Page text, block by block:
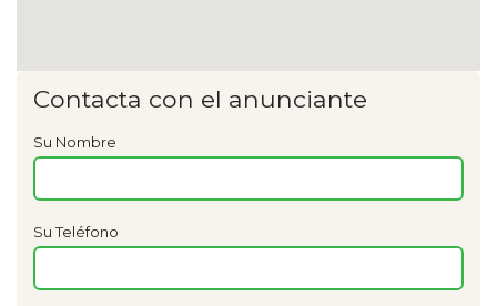
Contacta con el anunciante
Su Nombre
Su Teléfono